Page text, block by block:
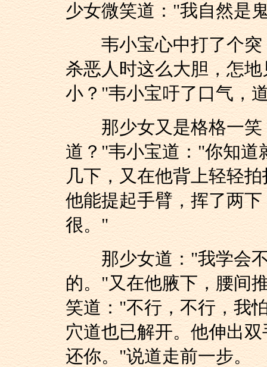
少女微笑道："我自然是
韦小宝心中打了个突
杀恶人时这么大胆，怎
小？"韦小宝吁了口气，
那少女又是格格一笑
道？"韦小宝道："你知道
几下，又在他背上轻轻
他能提起手臂，挥了两
很。"
那少女道："我学会不
的。"又在他腋下，腰间
笑道："不行，不行，我
穴道也已解开。他伸出
还你。"说道走前一步。